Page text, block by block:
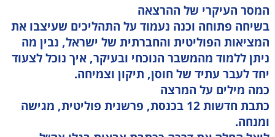
המסר העיקרי של ההרצאה
בשיחה פתוחה וכנה נעמוד על התהליכים שעיצבו את
המציאות הפוליטית והחברתית של ישראל, נבין מה
ניתן ללמוד מהמשבר הנוכחי ובעיקר, איך נוכל לצעוד
יחד לעבר עתיד של חוסן, תיקון וצמיחה.
כמה מילים על המרצה
כתבת חדשות 12 בכנסת, פרשנית פוליטית, מגישה
ומנחה.